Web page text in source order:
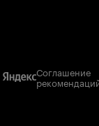
Соглашение